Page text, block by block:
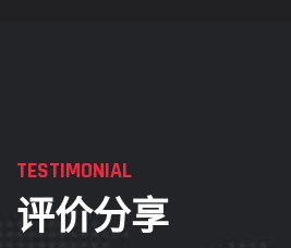
TESTIMONIAL
评价分享